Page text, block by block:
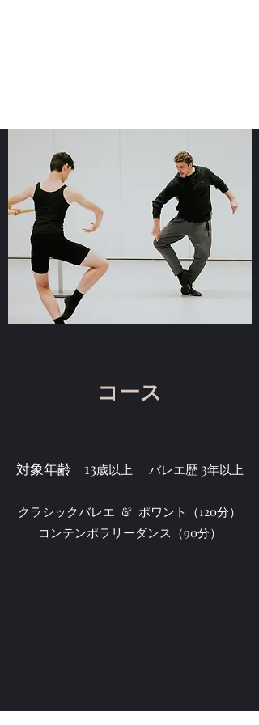
コース
対象年齢 13歳以上 バレエ歴 3年以上
クラシックバレエ & ポワント（120分）
コンテンポラリーダンス（90分）